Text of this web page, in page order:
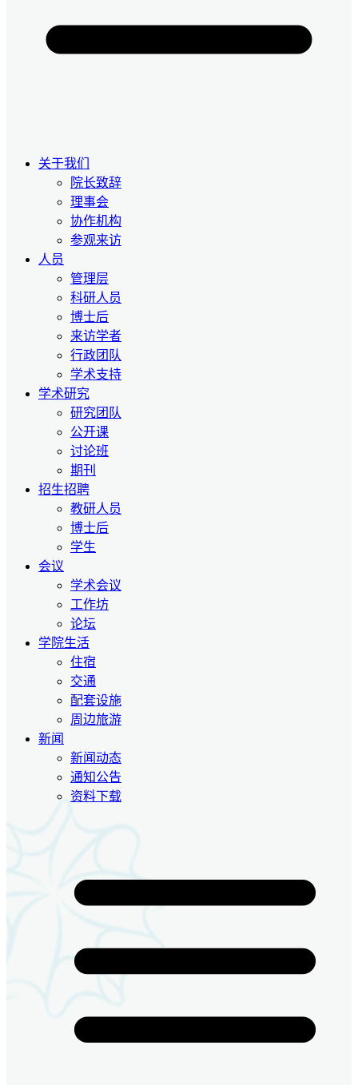
关于我们
院长致辞
理事会
协作机构
参观来访
人员
管理层
科研人员
博士后
来访学者
行政团队
学术支持
学术研究
研究团队
公开课
讨论班
期刊
招生招聘
教研人员
博士后
学生
会议
学术会议
工作坊
论坛
学院生活
住宿
交通
配套设施
周边旅游
新闻
新闻动态
通知公告
资料下载